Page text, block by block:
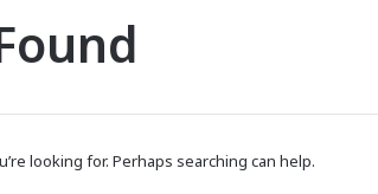
looking for. Perhaps searching can help.